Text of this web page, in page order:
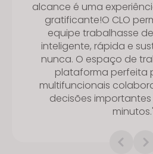
alcance é uma
gratificante!O CLO
equipe trabalhasse
inteligente, rápida e
nunca. O espaço de
plataforma perfeita
multifuncionais
decisões